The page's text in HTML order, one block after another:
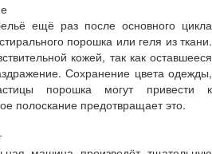
ещё раз после основного цикла
порошка или геля из ткани.
кожей, так как оставшееся
Сохранение цвета одежды,
порошка могут привести к
полоскание предотвращает это.